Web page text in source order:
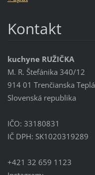
Kontakt
kuchyne RUŽIČKA
M. R. Štefánika 340/12
914 01 Trenčianska Teplá
Slovenská republika
IČO: 33180831
IČ DPH: SK1020319289
+421 32 659 1123